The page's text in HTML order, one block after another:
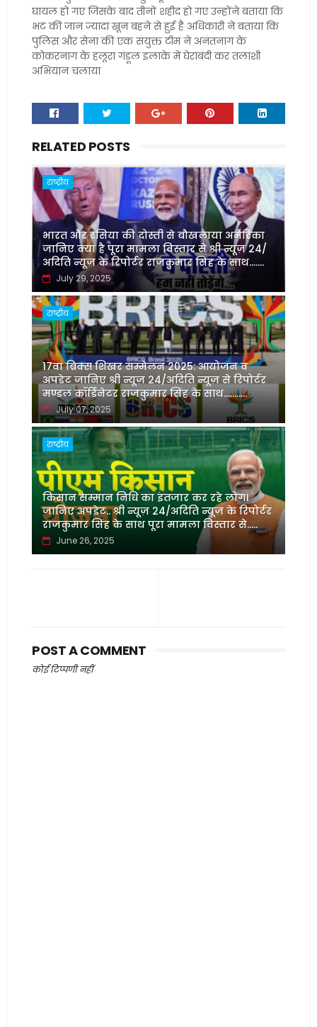
घायल हो गए जिसके बाद तीनों शहीद हो गए उन्होंने बताया कि
भट की जान ज्यादा खून बहने से हुई है अधिकारी ने बताया कि
पुलिस और सेना की एक संयुक्त टीम ने अनंतनाग के
कोकरनाग के हलूरा गंडूल इलाके में घेराबंदी कर तलाशी
अभियान चलाया
RELATED POSTS
राष्ट्रीय
भारत और रसिया की दोस्ती से बौखलाया अमेरिका
जानिए क्या है पूरा मामला विस्तार से श्री न्यूज़ 24/
अदिति न्यूज़ के रिपोर्टर राजकुमार सिंह के साथ.......
July 29, 2025
राष्ट्रीय
17वां ब्रिक्स शिखर सम्मेलन 2025: आयोजन व
अपडेट जानिए श्री न्यूज़ 24/अदिति न्यूज़ से रिपोर्टर
मण्डल कॉर्डिनेटर राजकुमार सिंह के साथ...........
July 07, 2025
राष्ट्रीय
किसान सम्मान निधि का इंतजार कर रहे लोग।
जानिए अपडेट.. श्री न्यूज़ 24/अदिति न्यूज़ के रिपोर्टर
राजकुमार सिंह के साथ पूरा मामला विस्तार से.....
June 26, 2025
POST A COMMENT
कोई टिप्पणी नहीं